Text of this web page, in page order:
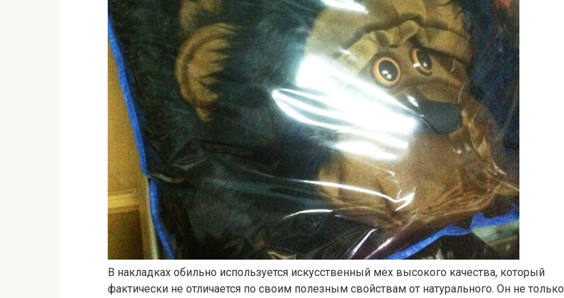
В накладках обильно используется искусственный мех высокого качества, который
фактически не отличается по своим полезным свойствам от натурального. Он не только